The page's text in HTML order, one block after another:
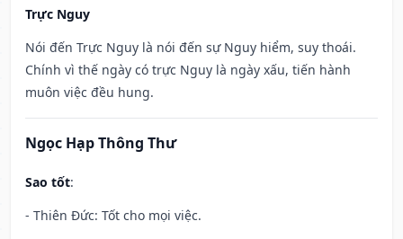
Trực Nguy
Nói đến Trực Nguy là nói đến sự Nguy hiểm, suy thoái.
Chính vì thế ngày có trực Nguy là ngày xấu, tiến hành
muôn việc đều hung.
Ngọc Hạp Thông Thư
Sao tốt:
- Thiên Đức: Tốt cho mọi việc.